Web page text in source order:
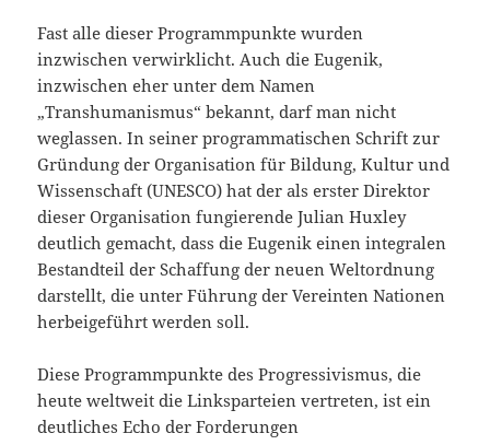
Fast alle dieser Programmpunkte wurden
inzwischen verwirklicht. Auch die Eugenik,
inzwischen eher unter dem Namen
„Transhumanismus“ bekannt, darf man nicht
weglassen. In seiner programmatischen Schrift zur
Gründung der Organisation für Bildung, Kultur und
Wissenschaft (UNESCO) hat der als erster Direktor
dieser Organisation fungierende Julian Huxley
deutlich gemacht, dass die Eugenik einen integralen
Bestandteil der Schaffung der neuen Weltordnung
darstellt, die unter Führung der Vereinten Nationen
herbeigeführt werden soll.
Diese Programmpunkte des Progressivismus, die
heute weltweit die Linksparteien vertreten, ist ein
deutliches Echo der Forderungen